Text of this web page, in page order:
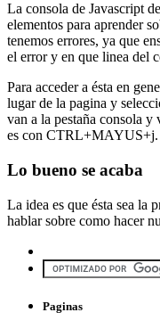
La consola de Javascript
elementos para aprender
tenemos errores, ya que
el error y en que linea del
Para acceder a ésta en
lugar de la pagina y
van a la pestaña consola
es con CTRL+MAYUS+j.
Lo bueno se acaba
La idea es que ésta sea la
hablar sobre como hacer
Paginas